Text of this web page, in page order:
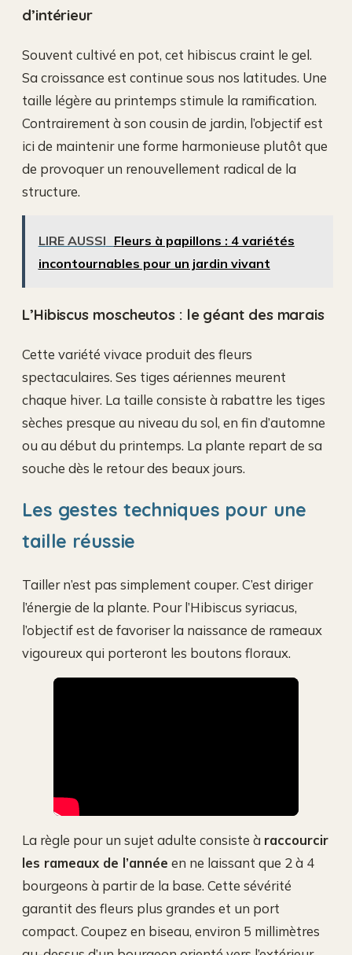
d’intérieur
Souvent cultivé en pot, cet hibiscus craint le gel.
Sa croissance est continue sous nos latitudes. Une
taille légère au printemps stimule la ramification.
Contrairement à son cousin de jardin, l’objectif est
ici de maintenir une forme harmonieuse plutôt que
de provoquer un renouvellement radical de la
structure.
LIRE AUSSI Fleurs à papillons : 4 variétés
incontournables pour un jardin vivant
L’Hibiscus moscheutos : le géant des marais
Cette variété vivace produit des fleurs
spectaculaires. Ses tiges aériennes meurent
chaque hiver. La taille consiste à rabattre les tiges
sèches presque au niveau du sol, en fin d’automne
ou au début du printemps. La plante repart de sa
souche dès le retour des beaux jours.
Les gestes techniques pour une
taille réussie
Tailler n’est pas simplement couper. C’est diriger
l’énergie de la plante. Pour l’Hibiscus syriacus,
l’objectif est de favoriser la naissance de rameaux
vigoureux qui porteront les boutons floraux.
La règle pour un sujet adulte consiste à raccourcir
les rameaux de l’année en ne laissant que 2 à 4
bourgeons à partir de la base. Cette sévérité
garantit des fleurs plus grandes et un port
compact. Coupez en biseau, environ 5 millimètres